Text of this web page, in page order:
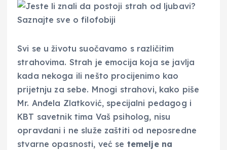
Svi se u životu suočavamo s različitim
strahovima. Strah je emocija koja se javlja
kada nekoga ili nešto procijenimo kao
prijetnju za sebe. Mnogi strahovi, kako piše
Mr. Anđela Zlatković, specijalni pedagog i
KBT savetnik tima Vaš psiholog, nisu
opravdani i ne služe zaštiti od neposredne
stvarne opasnosti, već se temelje na